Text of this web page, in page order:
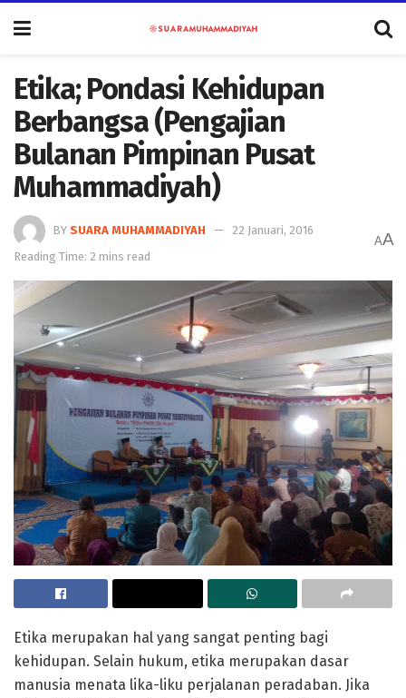
Etika; Pondasi Kehidupan
Berbangsa (Pengajian
Bulanan Pimpinan Pusat
Muhammadiyah)
BY SUARA MUHAMMADIYAH
22 Januari, 2016
Reading Time: 2 mins read
AA
Etika merupakan hal yang sangat penting bagi
kehidupan. Selain hukum, etika merupakan dasar
manusia menata lika-liku perjalanan peradaban. Jika